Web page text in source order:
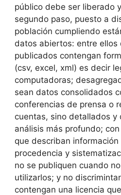
público debe ser liberado
segundo paso, puesto a
población cumpliendo
datos abiertos: entre ellos
publicados contengan
(csv, excel, xml) es decir
computadoras;
sean datos consolidados
conferencias de prensa o
cuentas, sino detallados y
análisis más profundo;
que describan información
procedencia y
no se publiquen cuando
utilizarlos; y no
contengan una licencia